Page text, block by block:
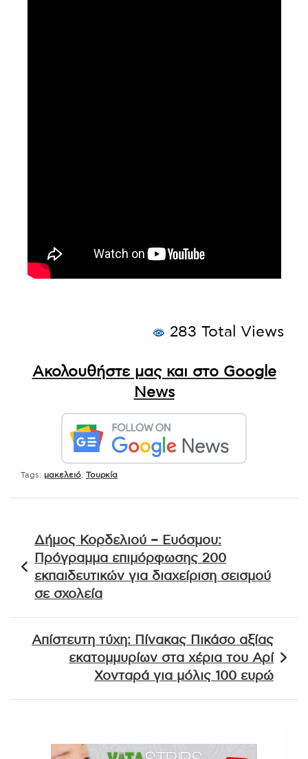
283 Total Views
Ακολουθήστε μας και στο Google
News